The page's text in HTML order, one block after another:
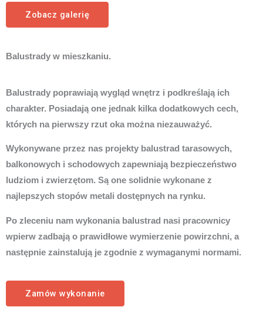
Zobacz galerię
Balustrady w mieszkaniu.
Balustrady poprawiają wygląd wnętrz i podkreślają ich
charakter. Posiadają one jednak kilka dodatkowych cech,
których na pierwszy rzut oka można niezauważyć.
Wykonywane przez nas projekty balustrad tarasowych,
balkonowych i schodowych zapewniają bezpieczeństwo
ludziom i zwierzętom. Są one solidnie wykonane z
najlepszych stopów metali dostępnych na rynku.
Po zleceniu nam wykonania balustrad nasi pracownicy
wpierw zadbają o prawidłowe wymierzenie powirzchni, a
następnie zainstalują je zgodnie z wymaganymi normami.
Zamów wykonanie